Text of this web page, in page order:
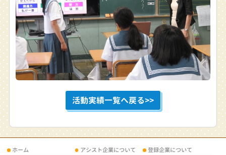
活動実績一覧へ戻る>>
ホーム アシスト企業について
登録企業について